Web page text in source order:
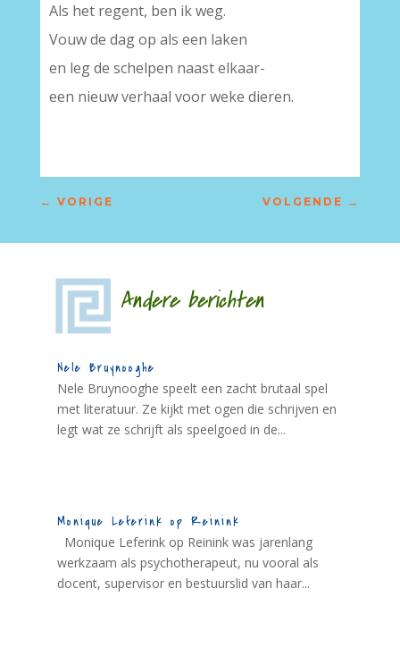
Als het regent, ben ik weg.
Vouw de dag op als een laken
en leg de schelpen naast elkaar-
een nieuw verhaal voor weke dieren.
← VORIGE VOLGENDE →
Andere berichten
Nele Bruynooghe
Nele Bruynooghe speelt een zacht brutaal spel
met literatuur. Ze kijkt met ogen die schrijven en
legt wat ze schrijft als speelgoed in de...
Monique Leferink op Reinink
Monique Leferink op Reinink was jarenlang
werkzaam als psychotherapeut, nu vooral als
docent, supervisor en bestuurslid van haar...